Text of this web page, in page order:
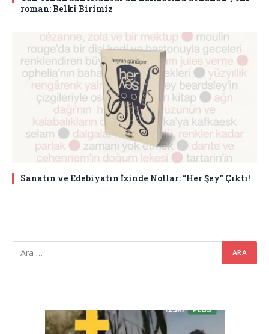
roman: Belki Birimiz
Sanatın ve Edebiyatın İzinde Notlar: “Her Şey” Çıktı!
Video
oynatıcı